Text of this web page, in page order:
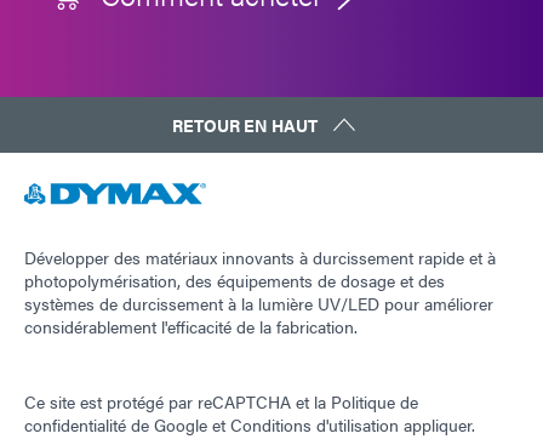
RETOUR EN HAUT
Développer des matériaux innovants à durcissement rapide et à
photopolymérisation, des équipements de dosage et des
systèmes de durcissement à la lumière UV/LED pour améliorer
considérablement l'efficacité de la fabrication.
Ce site est protégé par reCAPTCHA et la Politique de
confidentialité de Google etConditions d'utilisation appliquer.